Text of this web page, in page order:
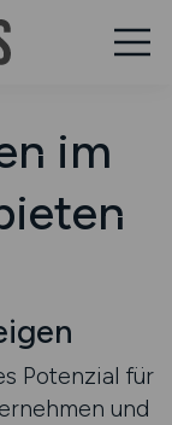
im
Potenzial für
und